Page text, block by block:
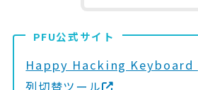
PFU公式サイト
Happy Hacking Keyboard